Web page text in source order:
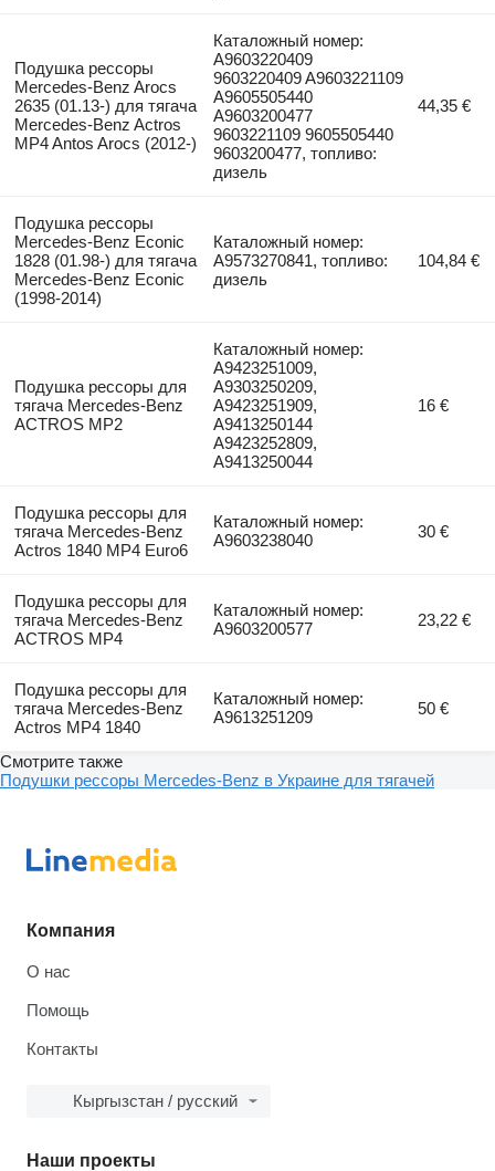
Подушка рессоры
Mercedes-Benz Arocs
2635 (01.13-) для тягача
Mercedes-Benz Actros
MP4 Antos Arocs (2012-)
Каталожный номер:
A9603220409
9603220409 A9603221109
A9605505440
A9603200477
9603221109 9605505440
9603200477, топливо:
дизель
44,35 €
Подушка рессоры
Mercedes-Benz Econic
1828 (01.98-) для тягача
Mercedes-Benz Econic
(1998-2014)
Каталожный номер:
A9573270841, топливо:
дизель
104,84 €
Подушка рессоры для
тягача Mercedes-Benz
ACTROS MP2
Каталожный номер:
A9423251009,
A9303250209,
A9423251909,
A9413250144
A9423252809,
A9413250044
16 €
Подушка рессоры для
тягача Mercedes-Benz
Actros 1840 MP4 Euro6
Каталожный номер:
A9603238040
30 €
Подушка рессоры для
тягача Mercedes-Benz
ACTROS MP4
Каталожный номер:
A9603200577
23,22 €
Подушка рессоры для
тягача Mercedes-Benz
Actros MP4 1840
Каталожный номер:
A9613251209
50 €
Смотрите также
Подушки рессоры Mercedes-Benz в Украине для тягачей
Компания
О нас
Помощь
Контакты
Кыргызстан / русский
Наши проекты